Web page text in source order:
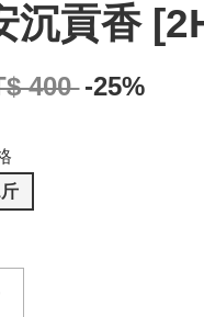
沉貢香
400 -25%